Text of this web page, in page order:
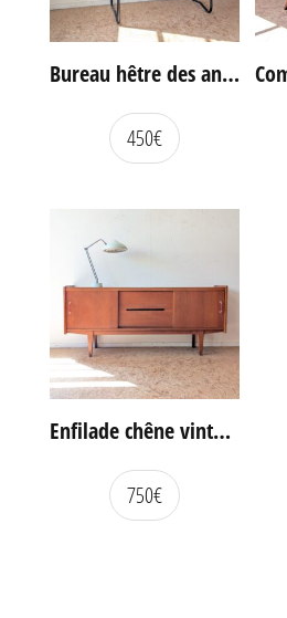
Bureau hêtre des années 60
450€
Enfilade chêne vintage portes coulissantes
750€